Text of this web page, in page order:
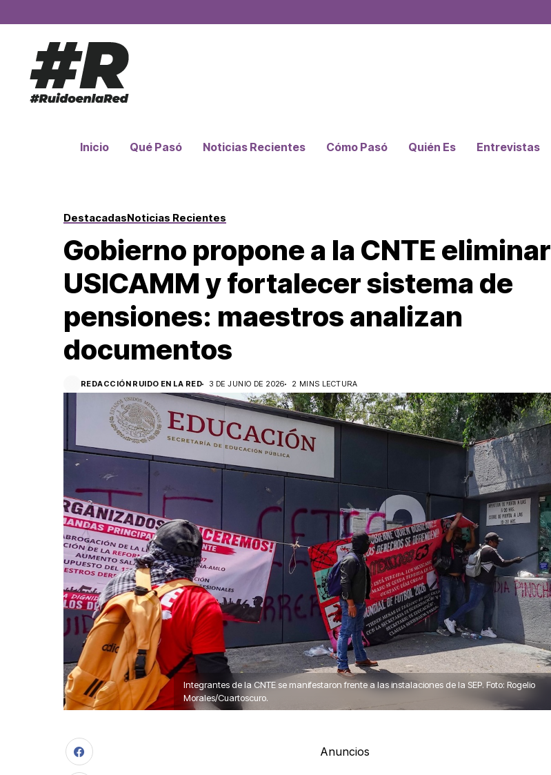
Inicio Qué Pasó Noticias Recientes Cómo Pasó Quién Es Entrevistas
DestacadasNoticias Recientes
Gobierno propone a la CNTE eliminar
USICAMM y fortalecer sistema de
pensiones: maestros analizan
documentos
REDACCIÓN RUIDO EN LA RED 3 DE JUNIO DE 2026 2 MINS LECTURA
Integrantes de la CNTE se manifestaron frente a las instalaciones de la SEP. Foto: Rogelio
Morales/Cuartoscuro.
Anuncios